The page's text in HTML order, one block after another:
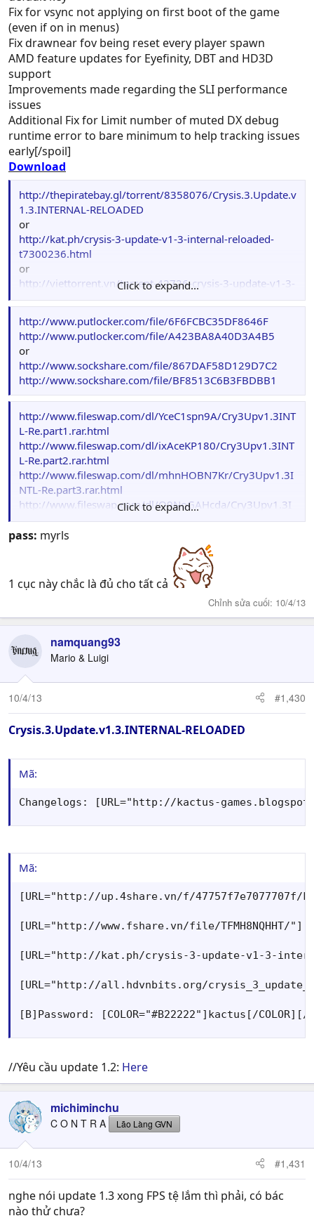
Fix for vsync not applying on first boot of the game
(even if on in menus)
Fix drawnear fov being reset every player spawn
AMD feature updates for Eyefinity, DBT and HD3D
support
Improvements made regarding the SLI performance
issues
Additional Fix for Limit number of muted DX debug
runtime error to bare minimum to help tracking issues
early[/spoil]
Download
http://thepiratebay.gl/torrent/8358076/Crysis.3.Update.v
1.3.INTERNAL-RELOADED
or
http://kat.ph/crysis-3-update-v1-3-internal-reloaded-
t7300236.html
or
http://viettorrent.vn/torrent-42726-crysis-3-update-v1-3-
internal-reloaded.html
http://all.hdvnbits.org/crysis_3_update_v1_3_internal_rel
oaded_t81640.html
Click to expand...
http://www.putlocker.com/file/6F6FCBC35DF8646F
http://www.putlocker.com/file/A423BA8A40D3A4B5
or
http://www.sockshare.com/file/867DAF58D129D7C2
http://www.sockshare.com/file/BF8513C6B3FBDBB1
http://www.fileswap.com/dl/YceC1spn9A/Cry3Upv1.3INT
L-Re.part1.rar.html
http://www.fileswap.com/dl/ixAceKP180/Cry3Upv1.3INT
L-Re.part2.rar.html
http://www.fileswap.com/dl/mhnHOBN7Kr/Cry3Upv1.3I
NTL-Re.part3.rar.html
http://www.fileswap.com/dl/Q9NoGAHcda/Cry3Upv1.3I
NTL-Re.part4.rar.html
http://www.fileswap.com/dl/V1qwRASk28/Cry3Upv1.3IN
http://www.fileswap.com/dl/HT8Lz6zcew/Cry3Upv1.3IN
TL-Re.part6.rar.html
Click to expand...
pass: myrls
1 cục này chắc là đủ cho tất cả
Chỉnh sửa cuối: 10/4/13
namquang93
Mario & Luigi
10/4/13 #1,430
Crysis.3.Update.v1.3.INTERNAL-RELOADED
Mã:
Changelogs: [URL="http://kactus-
Mã:
[URL="http://up.4share.vn/f/47757f7e7077707f/
[URL="http://www.fshare.vn/file/TFMH8NQHHT/
[URL="http://kat.ph/crysis-3-update-v1-3-internal-
[URL="http://all.hdvnbits.org/
[B]Password: [COLOR="#B22222"]kactus[/COLOR][/
//Yêu cầu update 1.2: Here
michiminchu
C O N T R A Lão Làng GVN
10/4/13 #1,431
nghe nói update 1.3 xong FPS tệ lắm thì phải, có bác
nào thử chưa?